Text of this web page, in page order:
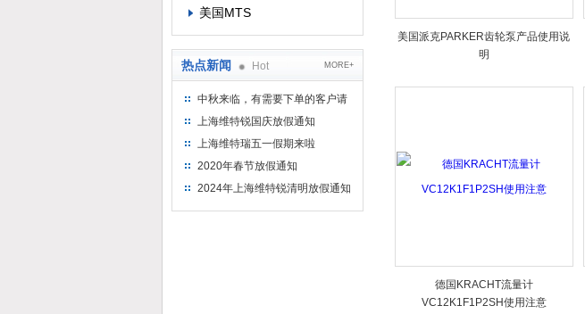
美国MTS
热点新闻 Hot MORE+
中秋来临，有需要下单的客户请
提前下单
上海维特锐国庆放假通知
上海维特瑞五一假期来啦
2020年春节放假通知
2024年上海维特锐清明放假通知
美国派克PARKER齿轮泵产品使用说
明
德国KRACHT流量计
VC12K1F1P2SH使用注意